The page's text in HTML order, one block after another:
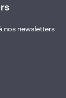
nos newsletters